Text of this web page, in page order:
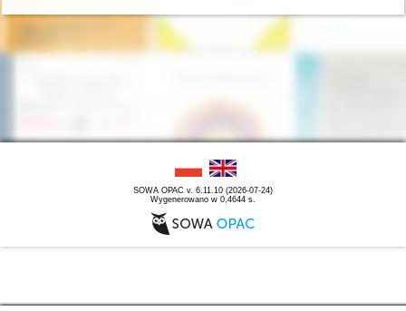
SOWA OPAC v. 6.11.10 (2026-07-24)
Wygenerowano w 0,4644 s.